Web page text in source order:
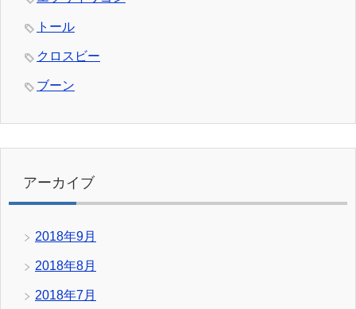
トール
クロスビー
ブーン
アーカイブ
2018年9月
2018年8月
2018年7月